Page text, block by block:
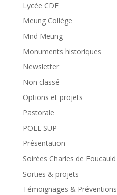
Lycée CDF
Meung Collège
Mnd Meung
Monuments historiques
Newsletter
Non classé
Options et projets
Pastorale
POLE SUP
Présentation
Soirées Charles de Foucauld
Sorties & projets
Témoignages & Préventions